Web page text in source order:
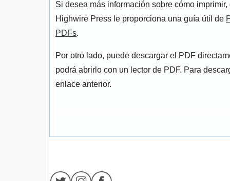
Si desea más información sobre cómo
Highwire Press le proporciona una guía útil de
PDFs.
Por otro lado, puede descargar el PDF
podrá abrirlo con un lector de PDF. Para
enlace anterior.